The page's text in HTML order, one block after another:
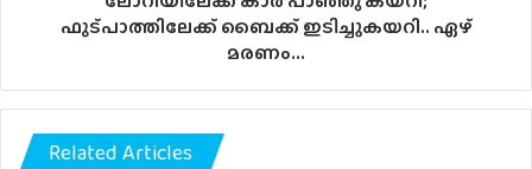
ഫുട്പാത്തിലേക്ക് ബൈക്ക് ഇടിച്ചുകയറി.. ഏഴ്
മരണം...
Related Articles